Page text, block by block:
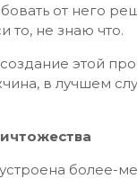
от него
то, не знаю что.
этой
в лучшем
более-